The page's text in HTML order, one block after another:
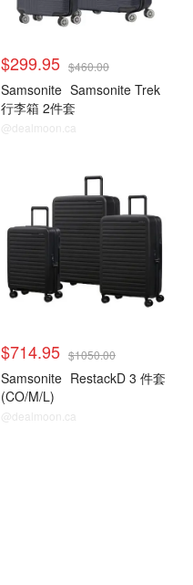
$299.95 $460.00
Samsonite Samsonite Trek
行李箱 2件套
@dealmoon.ca
$714.95 $1050.00
Samsonite RestackD 3 件套
(CO/M/L)
@dealmoon.ca